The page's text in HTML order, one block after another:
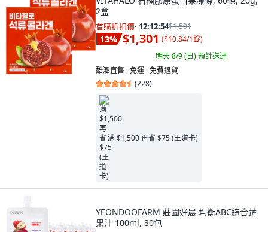
2盒
首購折扣價· 12:12:53$1,501
13% $1,301 ($10.84/1錠)
明天 8/9 (日)預計送達
酷澎直售 ∙ 免運 ∙ 免費退貨
(228)
满 $1,500 再省 $75 (王道卡)
YEONDOOFARM 莊園好農 均衡ABC綜合蔬
果汁 100ml, 30包